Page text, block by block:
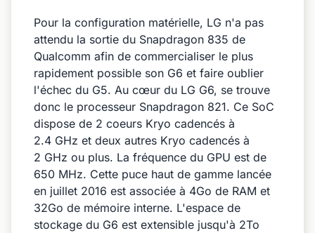
Pour la configuration matérielle, LG n'a pas
attendu la sortie du Snapdragon 835 de
Qualcomm afin de commercialiser le plus
rapidement possible son G6 et faire oublier
l'échec du G5. Au cœur du LG G6, se trouve
donc le processeur Snapdragon 821. Ce SoC
dispose de 2 coeurs Kryo cadencés à
2.4 GHz et deux autres Kryo cadencés à
2 GHz ou plus. La fréquence du GPU est de
650 MHz. Cette puce haut de gamme lancée
en juillet 2016 est associée à 4Go de RAM et
32Go de mémoire interne. L'espace de
stockage du G6 est extensible jusqu'à 2To